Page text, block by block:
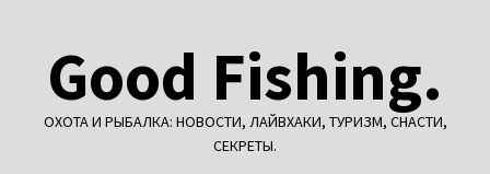
содержимому
Good Fishing.
ОХОТА И РЫБАЛКА: НОВОСТИ, ЛАЙВХАКИ, ТУРИЗМ, СНАСТИ,
СЕКРЕТЫ.